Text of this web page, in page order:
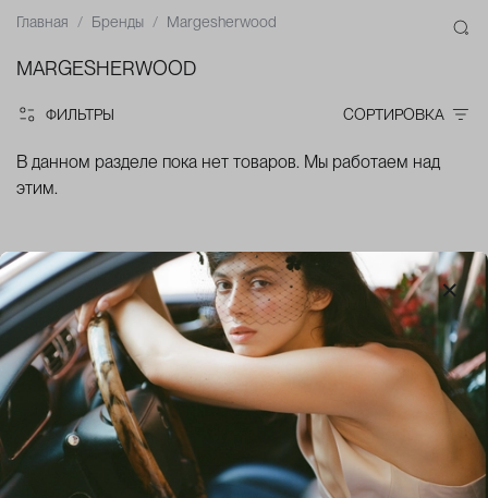
Главная Бренды Margesherwood
MARGESHERWOOD
ФИЛЬТРЫ СОРТИРОВКА
В данном разделе пока нет товаров. Мы работаем над
этим.
+7 (903) 000 17 35
Интернет-магазин
+7 (915) 000 14 15
Пространство на Петровке 15, стр 1